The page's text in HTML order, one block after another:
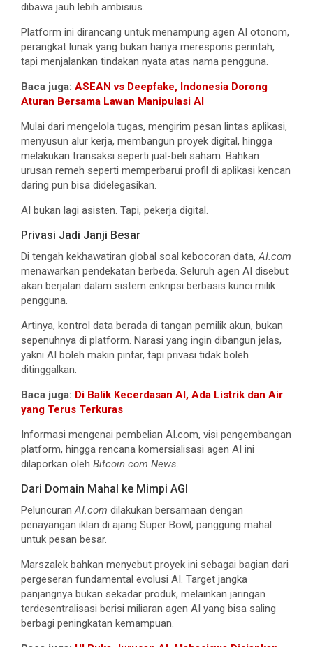
dibawa jauh lebih ambisius.
Platform ini dirancang untuk menampung agen AI otonom,
perangkat lunak yang bukan hanya merespons perintah,
tapi menjalankan tindakan nyata atas nama pengguna.
Baca juga: ASEAN vs Deepfake, Indonesia Dorong
Aturan Bersama Lawan Manipulasi AI
Mulai dari mengelola tugas, mengirim pesan lintas aplikasi,
menyusun alur kerja, membangun proyek digital, hingga
melakukan transaksi seperti jual-beli saham. Bahkan
urusan remeh seperti memperbarui profil di aplikasi kencan
daring pun bisa didelegasikan.
AI bukan lagi asisten. Tapi, pekerja digital.
Privasi Jadi Janji Besar
Di tengah kekhawatiran global soal kebocoran data,AI.com
menawarkan pendekatan berbeda. Seluruh agen AI disebut
akan berjalan dalam sistem enkripsi berbasis kunci milik
pengguna.
Artinya, kontrol data berada di tangan pemilik akun, bukan
sepenuhnya di platform. Narasi yang ingin dibangun jelas,
yakni AI boleh makin pintar, tapi privasi tidak boleh
ditinggalkan.
Baca juga: Di Balik Kecerdasan AI, Ada Listrik dan Air
yang Terus Terkuras
Informasi mengenai pembelian AI.com, visi pengembangan
platform, hingga rencana komersialisasi agen AI ini
dilaporkan oleh Bitcoin.com News.
Dari Domain Mahal ke Mimpi AGI
Peluncuran AI.com dilakukan bersamaan dengan
penayangan iklan di ajang Super Bowl, panggung mahal
untuk pesan besar.
Marszalek bahkan menyebut proyek ini sebagai bagian dari
pergeseran fundamental evolusi AI. Target jangka
panjangnya bukan sekadar produk, melainkan jaringan
terdesentralisasi berisi miliaran agen AI yang bisa saling
berbagi peningkatan kemampuan.